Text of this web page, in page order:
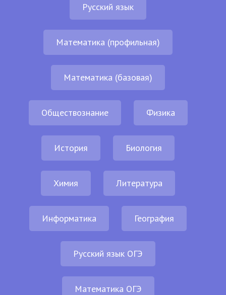
Русский язык
Математика (профильная)
Математика (базовая)
Обществознание Физика
История Биология
Химия Литература
Информатика География
Русский язык ОГЭ
Математика ОГЭ